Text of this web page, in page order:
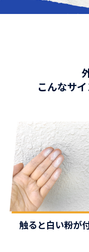
こんなサ
触ると白い粉が